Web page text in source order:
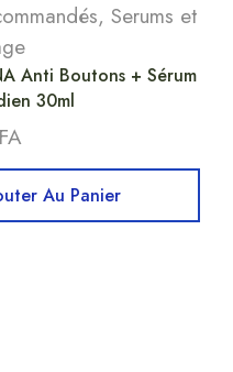
, Serums et
Anti Boutons + Sérum
30ml
Au Panier